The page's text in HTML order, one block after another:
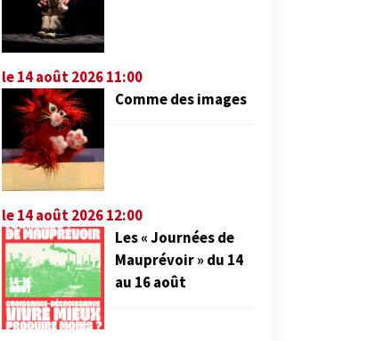
le 14 août 2026 11:00
Comme des images
le 14 août 2026 12:00
Les « Journées de
Mauprévoir » du 14
au 16 août